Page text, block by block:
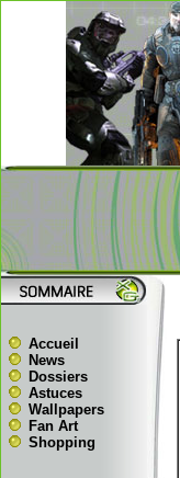
Accueil
News
Dossiers
Astuces
Wallpapers
Fan Art
Shopping